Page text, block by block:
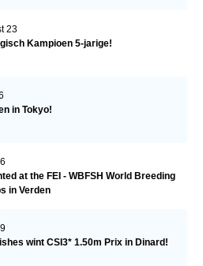
23
Kampioen 5-jarige!
in Tokyo!
at the FEI - WBFSH World Breeding
in Verden
wint CSI3* 1.50m Prix in Dinard!